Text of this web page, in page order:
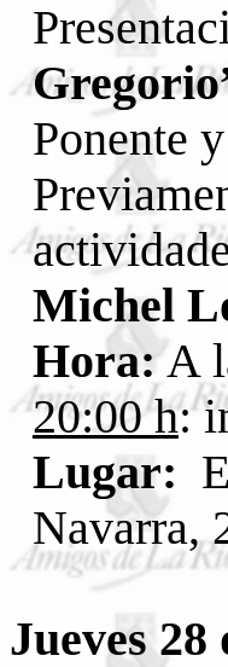
Ponente
Michel
Hora:A
20:00 h:
Lugar:
Navarra,
Jueves